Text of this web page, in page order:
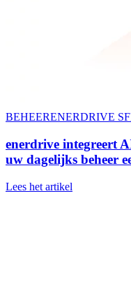
BEHEERENERDRIVE
enerdrive integreert
uw dagelijks beheer
Lees het artikel